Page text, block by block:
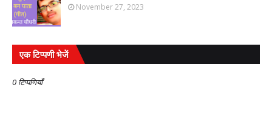
November 27, 2023
एक टिप्पणी भेजें
0 टिप्पणियाँ